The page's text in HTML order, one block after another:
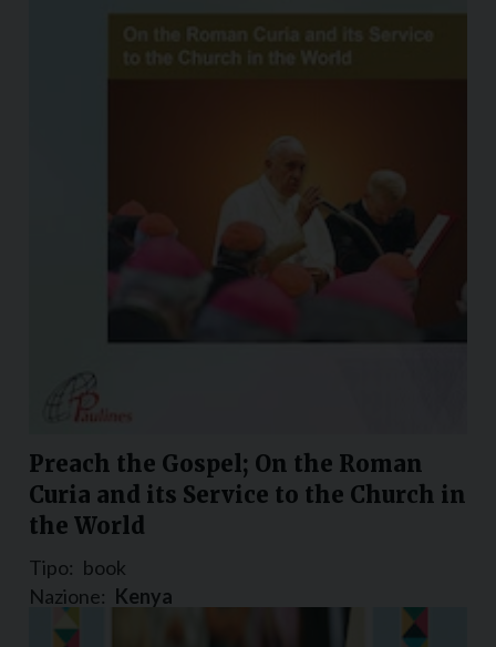
Preach the Gospel; On the Roman
Curia and its Service to the Church in
the World
Tipo: book
Nazione: Kenya